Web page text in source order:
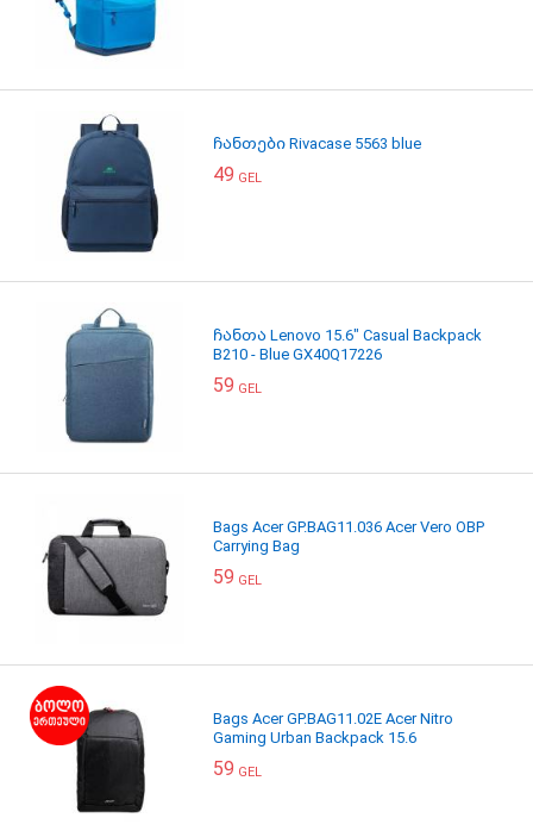
ჩანთები Rivacase 5563 blue
49 GEL
ჩანთა Lenovo 15.6" Casual Backpack
B210 - Blue GX40Q17226
59 GEL
Bags Acer GP.BAG11.036 Acer Vero OBP
Carrying Bag
59 GEL
Bags Acer GP.BAG11.02E Acer Nitro
Gaming Urban Backpack 15.6
59 GEL